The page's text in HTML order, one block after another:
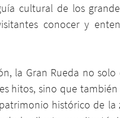
cultural de los
conocer y
la Gran Rueda no
hitos, sino que
histórico de la